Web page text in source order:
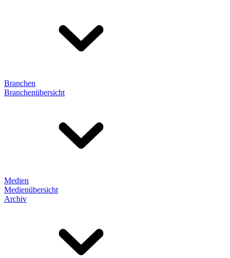
Branchen
Branchenübersicht
Medien
Medienübersicht
Archiv